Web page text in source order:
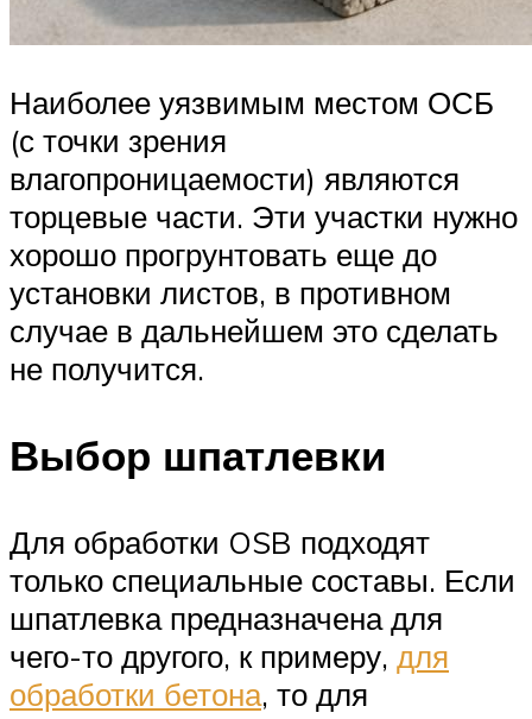
Наиболее уязвимым местом ОСБ
(с точки зрения
влагопроницаемости) являются
торцевые части. Эти участки нужно
хорошо прогрунтовать еще до
установки листов, в противном
случае в дальнейшем это сделать
не получится.
Выбор шпатлевки
Для обработки OSB подходят
только специальные составы. Если
шпатлевка предназначена для
чего-то другого, к примеру, для
обработки бетона, то для